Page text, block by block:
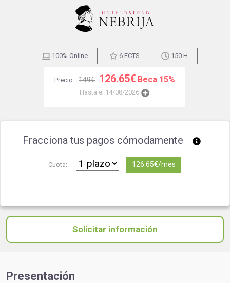
100% Online 6 ECTS 150 H
Precio: 149€ 126.65€ Beca 15%
Hasta el 14/08/2026
Fracciona tus pagos cómodamente
Cuota: 126.65€/mes
Solicitar información
Presentación